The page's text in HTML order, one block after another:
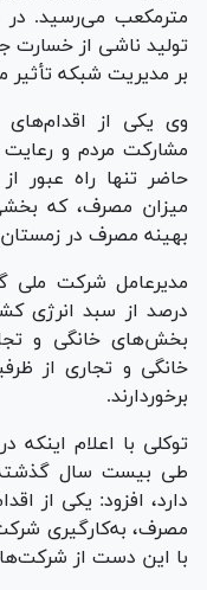
مترمکعب می‌رسید. در
تولید ناشی از خسارت
بر مدیریت شبکه تأثیر
وی یکی از
مشارکت مردم و
حاضر تنها راه عبور
میزان مصرف، که
بهینه مصرف در
درصد از سبد انرژی
بخش‌های خانگی و
خانگی و تجاری از
برخوردارند.
دارد، افزود: یکی از
با این دست از